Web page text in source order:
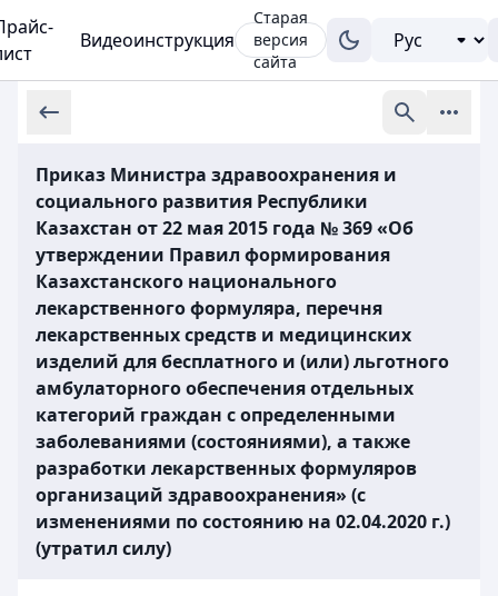
Видеоинструкция
Старая
версия
сайта
Приказ Министра здравоохранения и
социального развития Республики
Казахстан от 22 мая 2015 года № 369 «Об
утверждении Правил формирования
Казахстанского национального
лекарственного формуляра, перечня
лекарственных средств и медицинских
изделий для бесплатного и (или) льготного
амбулаторного обеспечения отдельных
категорий граждан с определенными
заболеваниями (состояниями), а также
разработки лекарственных формуляров
организаций здравоохранения» (с
изменениями по состоянию на 02.04.2020 г.)
(утратил силу)